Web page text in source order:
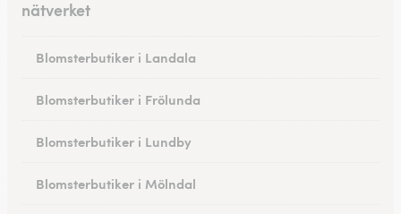
nätverket
Blomsterbutiker i Landala
Blomsterbutiker i Frölunda
Blomsterbutiker i Lundby
Blomsterbutiker i Mölndal